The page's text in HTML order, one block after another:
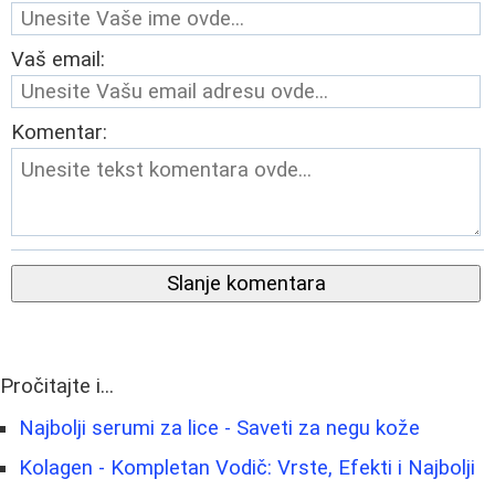
Vaš email:
Komentar:
Slanje komentara
Pročitajte i...
Najbolji serumi za lice - Saveti za negu kože
Kolagen - Kompletan Vodič: Vrste, Efekti i Najbolji